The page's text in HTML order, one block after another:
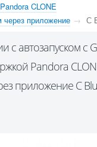
CLONE
через приложение
С
с автозапуском с
Pandora
приложение С